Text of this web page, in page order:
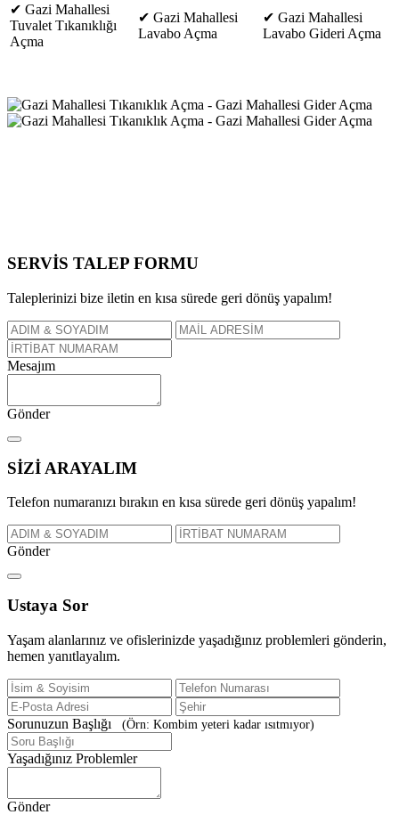
✔ Gazi Mahallesi
Tuvalet Tıkanıklığı
Açma
✔ Gazi Mahallesi
Lavabo Açma
✔ Gazi Mahallesi
Lavabo Gideri Açma
SERVİS TALEP FORMU
Taleplerinizi bize iletin en kısa sürede geri dönüş yapalım!
Mesajım
Gönder
SİZİ ARAYALIM
Telefon numaranızı bırakın en kısa sürede geri dönüş yapalım!
Gönder
Ustaya Sor
Yaşam alanlarınız ve ofislerinizde yaşadığınız problemleri gönderin,
hemen yanıtlayalım.
Sorunuzun Başlığı (Örn: Kombim yeteri kadar ısıtmıyor)
Yaşadığınız Problemler
Gönder